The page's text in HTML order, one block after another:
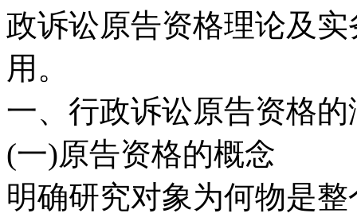
政诉讼原告资格理论及
用。
一、行政诉讼原告资格的
(一)原告资格的概念
明确研究对象为何物是